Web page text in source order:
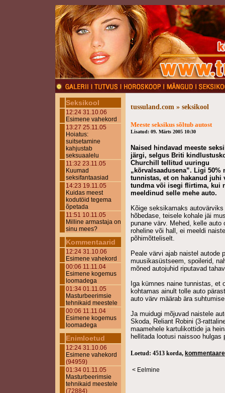
Seksikool
12:24 31.10.06
Esimene vahekord
13:27 25.11.05
Hoiatus:
suitsetamine
kahjustab
seksuaalelu
11:32 23.11.05
Kuumad
seksifantaasiad
14:23 19.11.05
Kuidas meest
kodutöid tegema
õpetada
11:51 10.11.05
Milline armastaja on
sinu mees?
Kommentaarid
12:24 31.10.06
Esimene vahekord
00:06 11.11.04
Esimene kogemus
loomadega
01:34 01.11.05
Masturbeerimsie
tehnikaid meestele
00:06 11.11.04
Esimene kogemus
loomadega
Enimloetud
12:24 31.10.06
Esimene vahekord
(94959)
01:34 01.11.05
Masturbeerimsie
tehnikaid meestele
(72884)
tussuland.com » seksikool
Meeste seksikus sõltub autost
Lisatud: 09. Märts 2005 10:30
Naised hindavad meeste
järgi, selgus Briti
Churchill tellitud uuringu
„kõrvalsaadusena”. Ligi 50%
tunnistas, et on hakanud juhi
tundma või isegi flirtima, kui
meeldinud selle mehe auto.
Kõige seksikamaks
hõbedase, teisele kohale jäi
punane värv. Mehed, kelle auto
roheline või hall, ei meeldi
põhimõtteliselt.
Peale värvi ajab naistel autode
muusikasüstseem, spoilerid,
mõned autojuhid riputavad
Iga kümnes naine tunnistas, et
kohtamas ainult tolle auto
auto värv määrab ära
Ja muidugi mõjuvad naistele
Skoda, Reliant Robini (3-
maamehele kartulikottide ja
hellitada lootusi naissoo hulgas
Loetud: 4513 korda,
< Eelmine